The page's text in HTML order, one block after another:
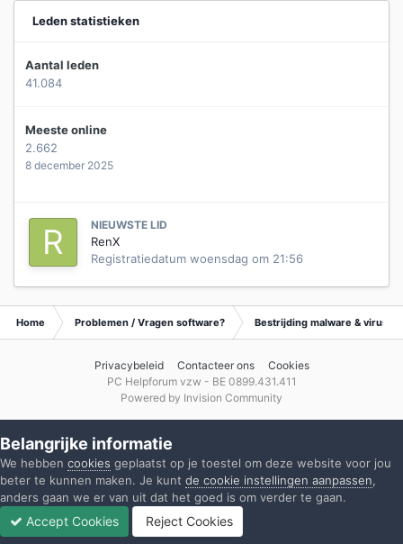
Leden statistieken
Aantal leden
41.084
Meeste online
2.662
8 december 2025
NIEUWSTE LID
RenX
Registratiedatum woensdag om 21:56
Home Problemen / Vragen software? Bestrijding malware &
Privacybeleid Contacteer ons
Cookies
PC Helpforum vzw - BE 0899.431.411
Powered by Invision Community
Belangrijke informatie
We hebben cookies geplaatst op je toestel om deze website voor jou
beter te kunnen maken. Je kunt de cookie instellingen aanpassen,
anders gaan we er van uit dat het goed is om verder te gaan.
Accept Cookies Reject Cookies
Ongelezen